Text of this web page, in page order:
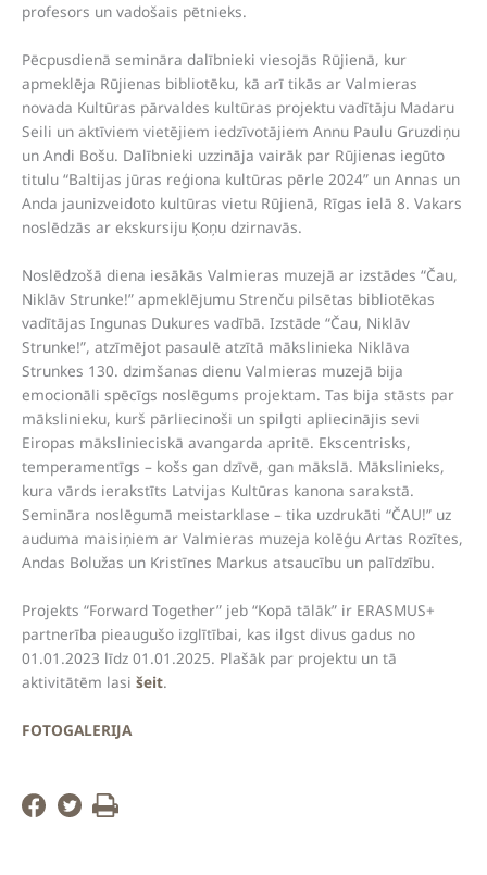
profesors un vadošais pētnieks.
Pēcpusdienā semināra dalībnieki viesojās Rūjienā, kur
apmeklēja Rūjienas bibliotēku, kā arī tikās ar Valmieras
novada Kultūras pārvaldes kultūras projektu vadītāju Madaru
Seili un aktīviem vietējiem iedzīvotājiem Annu Paulu Gruzdiņu
un Andi Bošu. Dalībnieki uzzināja vairāk par Rūjienas iegūto
titulu “Baltijas jūras reģiona kultūras pērle 2024” un Annas un
Anda jaunizveidoto kultūras vietu Rūjienā, Rīgas ielā 8. Vakars
noslēdzās ar ekskursiju Ķoņu dzirnavās.
Noslēdzošā diena iesākās Valmieras muzejā ar izstādes “Čau,
Niklāv Strunke!” apmeklējumu Strenču pilsētas bibliotēkas
vadītājas Ingunas Dukures vadībā. Izstāde “Čau, Niklāv
Strunke!”, atzīmējot pasaulē atzītā mākslinieka Niklāva
Strunkes 130. dzimšanas dienu Valmieras muzejā bija
emocionāli spēcīgs noslēgums projektam. Tas bija stāsts par
mākslinieku, kurš pārliecinoši un spilgti apliecinājis sevi
Eiropas mākslinieciskā avangarda apritē. Ekscentrisks,
temperamentīgs – košs gan dzīvē, gan mākslā. Mākslinieks,
kura vārds ierakstīts Latvijas Kultūras kanona sarakstā.
Semināra noslēgumā meistarklase – tika uzdrukāti “ČAU!” uz
auduma maisiņiem ar Valmieras muzeja kolēģu Artas Rozītes,
Andas Bolužas un Kristīnes Markus atsaucību un palīdzību.
Projekts “Forward Together” jeb “Kopā tālāk” ir ERASMUS+
partnerība pieaugušo izglītībai, kas ilgst divus gadus no
01.01.2023 līdz 01.01.2025. Plašāk par projektu un tā
aktivitātēm lasi šeit.
FOTOGALERIJA